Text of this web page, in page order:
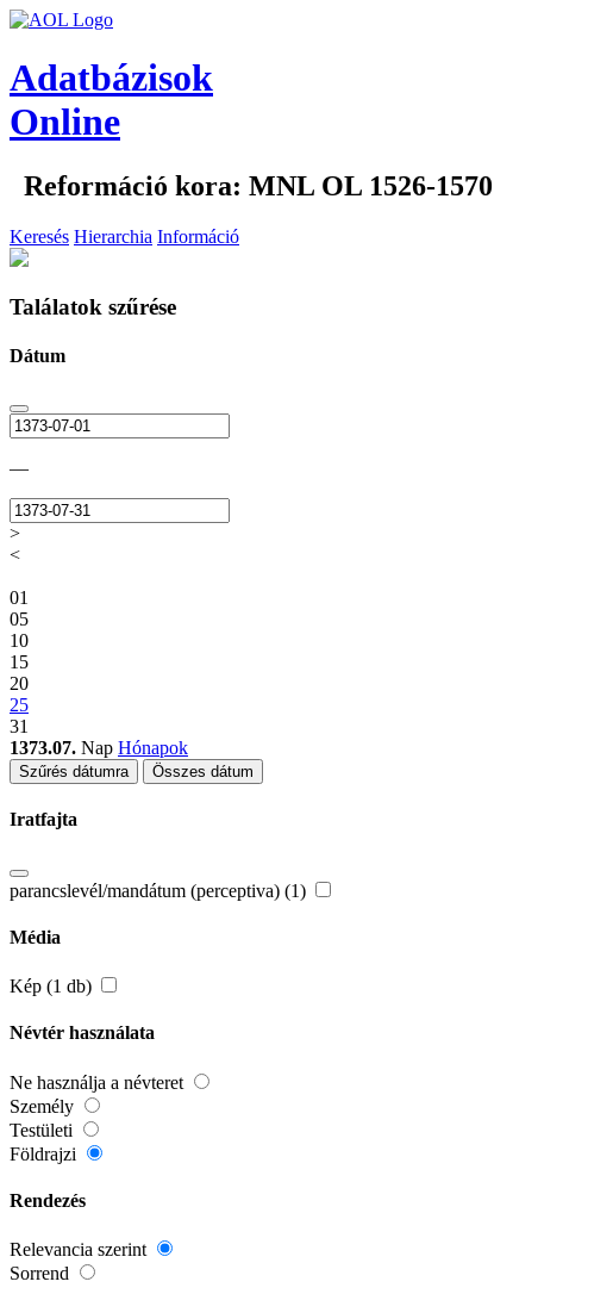
Adatbázisok
Online
Reformáció kora: MNL OL 1526-1570
Keresés Hierarchia Információ
Találatok szűrése
Dátum
—
>
<
01
05
10
15
20
25
31
1373.07. Nap Hónapok
Szűrés dátumra Összes dátum
Iratfajta
parancslevél/mandátum (perceptiva) (1)
Média
Kép (1 db)
Névtér használata
Ne használja a névteret
Személy
Testületi
Földrajzi
Rendezés
Relevancia szerint
Sorrend